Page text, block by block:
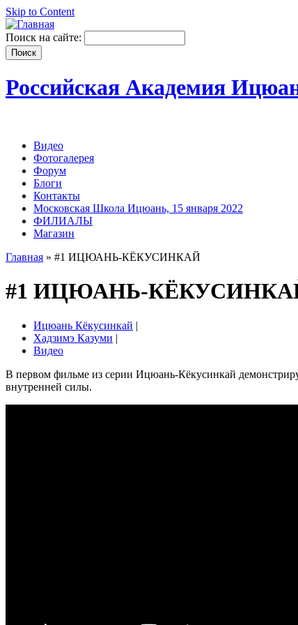
Skip to Content
Поиск на сайте:
Российская Академия
Видео
Фотогалерея
Форум
Блоги
Контакты
Московская Школа Ицюань, 15 января 2022
ФИЛИАЛЫ
Магазин
Главная » #1 ИЦЮАНЬ-КЁКУСИНКАЙ
#1 ИЦЮАНЬ-
Ицюань Кёкусинкай |
Хадзимэ Казуми |
Видео
В первом фильме из серии Ицюань-Кёкусинкай
внутренней силы.